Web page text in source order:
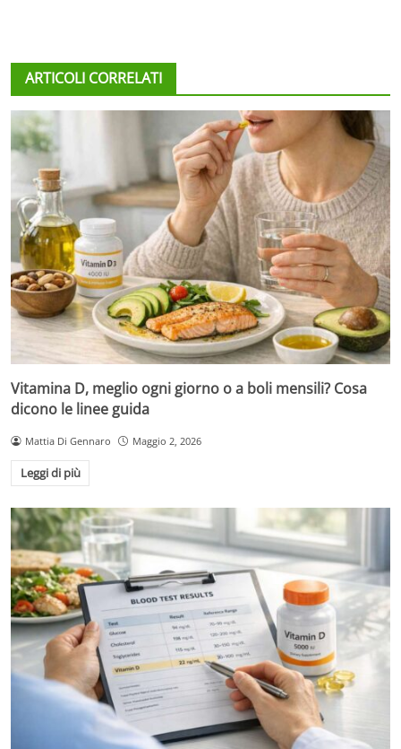
ARTICOLI CORRELATI
Vitamina D, meglio ogni giorno o a boli mensili? Cosa
dicono le linee guida
Mattia Di Gennaro Maggio 2, 2026
Leggi di più